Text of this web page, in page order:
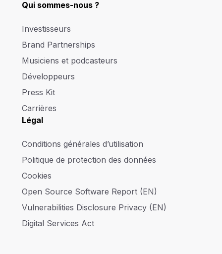
Qui sommes-nous ?
Investisseurs
Brand Partnerships
Musiciens et podcasteurs
Développeurs
Press Kit
Carrières
Légal
Conditions générales d’utilisation
Politique de protection des données
Cookies
Open Source Software Report (EN)
Vulnerabilities Disclosure Privacy (EN)
Digital Services Act